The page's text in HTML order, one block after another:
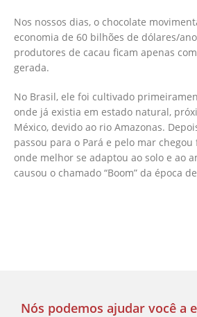
Nos nossos dias, o chocolate
economia de 60 bilhões de dólares/
produtores de cacau ficam apenas
gerada.
No Brasil, ele foi cultivado
onde já existia em estado natural,
México, devido ao rio Amazonas.
passou para o Pará e pelo mar
onde melhor se adaptou ao solo e ao
causou o chamado “Boom” da época
Nós podemos ajudar você a